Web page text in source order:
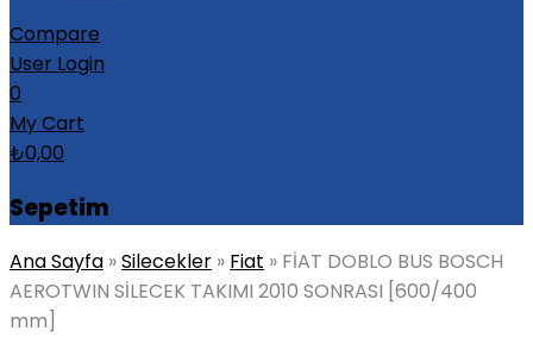
Compare
User Login
0
My Cart
₺0,00
Sepetim
Ana Sayfa »Silecekler » Fiat » FİAT DOBLO BUS BOSCH
AEROTWIN SİLECEK TAKIMI 2010 SONRASI [600/400
mm]